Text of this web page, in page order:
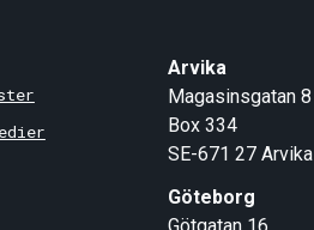
Arvika
Magasinsgatan 8
Box 334
SE-671 27 Arvika
Göteborg